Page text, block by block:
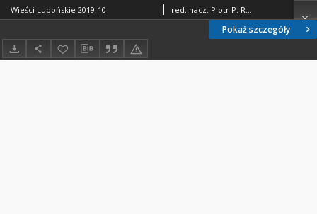
Pokaż szczegóły
Wieści Lubońskie 2019-10 red. nacz. Piotr P. Ruszkowski